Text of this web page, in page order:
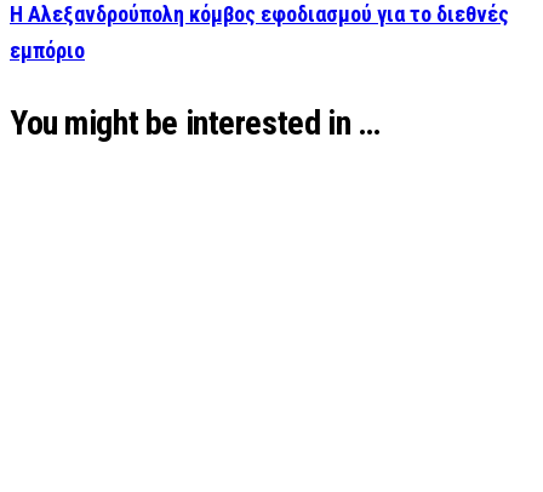
Η Αλεξανδρούπολη κόμβος εφοδιασμού για το διεθνές
εμπόριο
You might be interested in …